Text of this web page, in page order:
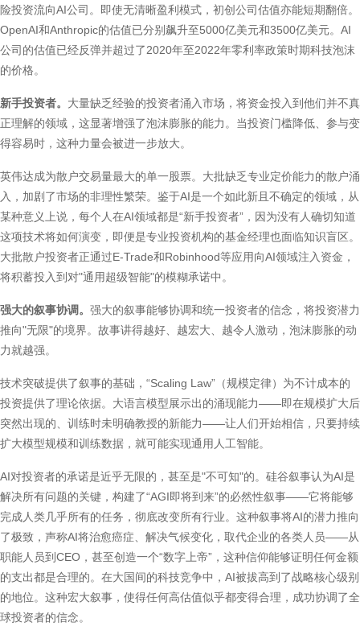
险投资流向AI公司。即使无清晰盈利模式，初创公司估值亦能短期翻倍。
OpenAI和Anthropic的估值已分别飙升至5000亿美元和3500亿美元。AI
公司的估值已经反弹并超过了2020年至2022年零利率政策时期科技泡沫
的价格。
新手投资者。 大量缺乏经验的投资者涌入市场，将资金投入到他们并不真
正理解的领域，这显著增强了泡沫膨胀的能力。当投资门槛降低、参与变
得容易时，这种力量会被进一步放大。
英伟达成为散户交易量最大的单一股票。大批缺乏专业定价能力的散户涌
入，加剧了市场的非理性繁荣。鉴于AI是一个如此新且不确定的领域，从
某种意义上说，每个人在AI领域都是“新手投资者”，因为没有人确切知道
这项技术将如何演变，即便是专业投资机构的基金经理也面临知识盲区。
大批散户投资者正通过E-Trade和Robinhood等应用向AI领域注入资金，
将积蓄投入到对"通用超级智能"的模糊承诺中。
强大的叙事协调。 强大的叙事能够协调和统一投资者的信念，将投资潜力
推向"无限"的境界。故事讲得越好、越宏大、越令人激动，泡沫膨胀的动
力就越强。
技术突破提供了叙事的基础，“Scaling Law”（规模定律）为不计成本的
投资提供了理论依据。大语言模型展示出的涌现能力——即在规模扩大后
突然出现的、训练时未明确教授的新能力——让人们开始相信，只要持续
扩大模型规模和训练数据，就可能实现通用人工智能。
AI对投资者的承诺是近乎无限的，甚至是"不可知"的。硅谷叙事认为AI是
解决所有问题的关键，构建了“AGI即将到来”的必然性叙事——它将能够
完成人类几乎所有的任务，彻底改变所有行业。这种叙事将AI的潜力推向
了极致，声称AI将治愈癌症、解决气候变化，取代企业的各类人员——从
职能人员到CEO，甚至创造一个“数字上帝”，这种信仰能够证明任何金额
的支出都是合理的。在大国间的科技竞争中，AI被拔高到了战略核心级别
的地位。这种宏大叙事，使得任何高估值似乎都变得合理，成功协调了全
球投资者的信念。